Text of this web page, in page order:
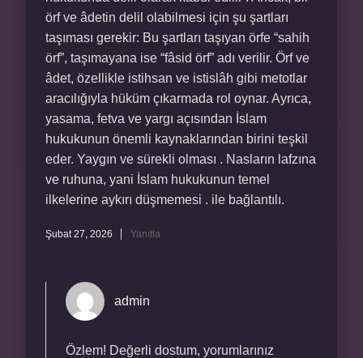
örf ve âdetin delil olabilmesi için şu şartları
taşıması gerekir: Bu şartları taşıyan örfe “sahih
örf”, taşımayana ise “fâsid örf” adı verilir. Örf ve
âdet, özellikle istihsan ve istislâh gibi metotlar
aracılığıyla hüküm çıkarmada rol oynar. Ayrıca,
yasama, fetva ve yargı açısından İslam
hukukunun önemli kaynaklarından birini teşkil
eder. Yaygın ve sürekli olması . Nasların lafzına
ve ruhuna, yani İslam hukukunun temel
ilkelerine aykırı düşmemesi . ile bağlantılı.
Şubat 27, 2026 Yanıtla
admin
Özlem! Değerli dostum, yorumlarınız